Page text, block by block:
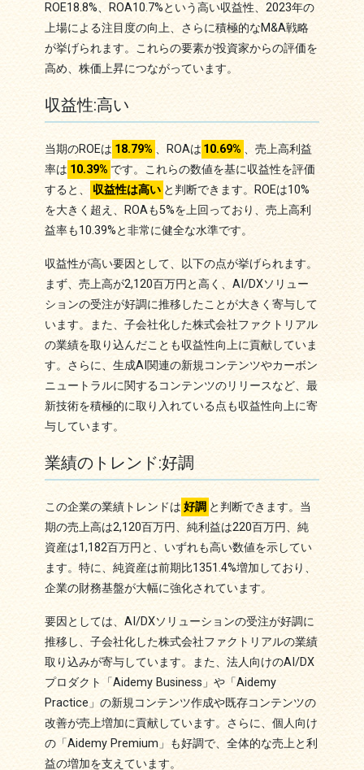
ROE18.8%、ROA10.7%という高い収益性、2023年の
上場による注目度の向上、さらに積極的なM&A戦略
が挙げられます。これらの要素が投資家からの評価を
高め、株価上昇につながっています。
収益性:高い
当期のROEは 18.79% 、ROAは 10.69% 、売上高利益
率は 10.39% です。これらの数値を基に収益性を評価
すると、
収益性は高い と判断できます。ROEは10%
を大きく超え、ROAも5%を上回っており、売上高利
益率も10.39%と非常に健全な水準です。
収益性が高い要因として、以下の点が挙げられます。
まず、売上高が2,120百万円と高く、AI/DXソリュー
ションの受注が好調に推移したことが大きく寄与して
います。また、子会社化した株式会社ファクトリアル
の業績を取り込んだことも収益性向上に貢献していま
す。さらに、生成AI関連の新規コンテンツやカーボン
ニュートラルに関するコンテンツのリリースなど、最
新技術を積極的に取り入れている点も収益性向上に寄
与しています。
業績のトレンド:好調
この企業の業績トレンドは 好調 と判断できます。当
期の売上高は2,120百万円、純利益は220百万円、純
資産は1,182百万円と、いずれも高い数値を示してい
ます。特に、純資産は前期比1351.4%増加しており、
企業の財務基盤が大幅に強化されています。
要因としては、AI/DXソリューションの受注が好調に
推移し、子会社化した株式会社ファクトリアルの業績
取り込みが寄与しています。また、法人向けのAI/DX
プロダクト「Aidemy Business」や「Aidemy
Practice」の新規コンテンツ作成や既存コンテンツの
改善が売上増加に貢献しています。さらに、個人向け
の「Aidemy Premium」も好調で、全体的な売上と利
益の増加を支えています。